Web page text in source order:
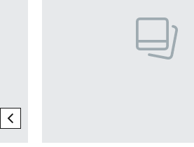
previous element